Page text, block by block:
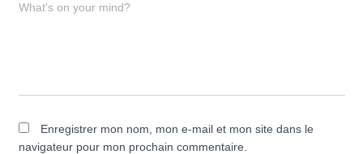
What's on your mind?
Enregistrer mon nom, mon e-mail et mon site dans le
navigateur pour mon prochain commentaire.